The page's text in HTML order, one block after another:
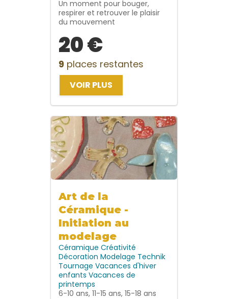
Un moment pour bouger,
respirer et retrouver le plaisir
du mouvement
20 €
9 places restantes
VOIR PLUS
Art de la
Céramique -
Initiation au
modelage
Céramique Créativité
Décoration Modelage Technik
Tournage Vacances d'hiver
enfants Vacances de
printemps
6-10 ans, 11-15 ans, 15-18 ans